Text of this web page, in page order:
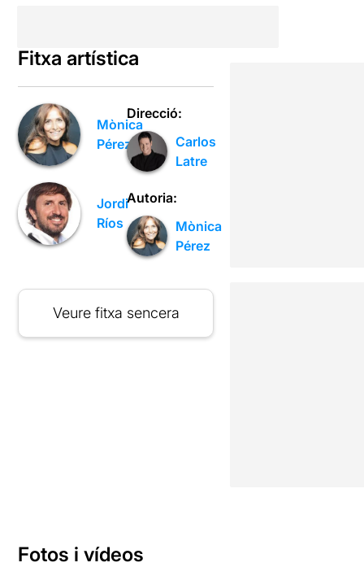
Fitxa artística
Mònica
Pérez
Jordi
Ríos
Direcció:
Carlos
Latre
Autoria:
Mònica
Pérez
Veure fitxa sencera
Fotos i vídeos